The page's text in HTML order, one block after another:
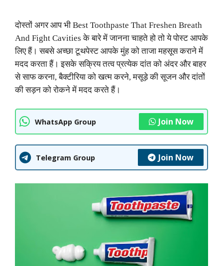
दोस्तों अगर आप भी Best Toothpaste That Freshen Breath
And Fight Cavities के बारे में जानना चाहते हो तो ये पोस्ट आपके
लिए हैं। सबसे अच्छा टूथपेस्ट आपके मुंह को ताजा महसूस कराने में
मदद करता हैं। इसके सक्रिय तत्व प्रत्येक दांत को अंदर और बाहर
से साफ करना, बैक्टीरिया को खत्म करने, मसूड़े की सूजन और दांतों
की सड़न को रोकने में मदद करते हैं।
WhatsApp Group Join Now
Telegram Group Join Now